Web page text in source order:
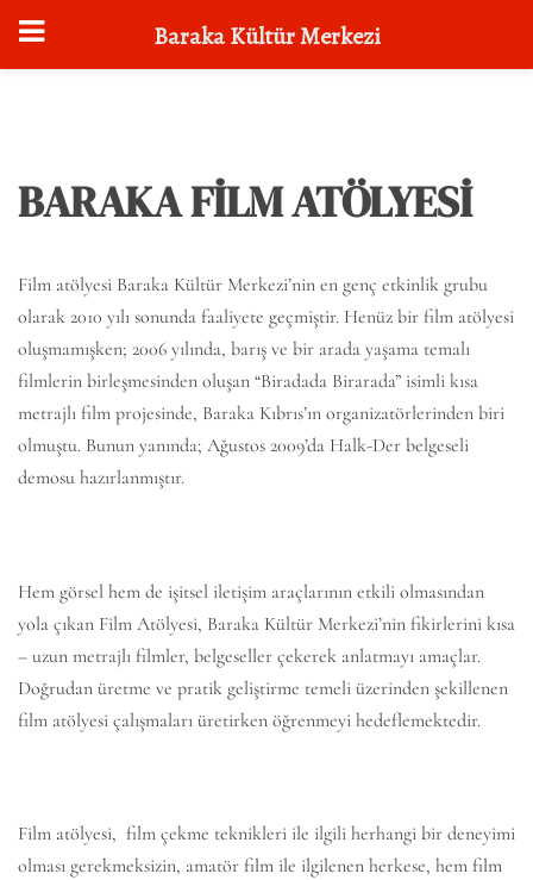
BARAKA FİLM ATÖLYESİ
Film atölyesi Baraka Kültür Merkezi’nin en genç etkinlik grubu
olarak 2010 yılı sonunda faaliyete geçmiştir. Henüz bir film atölyesi
oluşmamışken; 2006 yılında, barış ve bir arada yaşama temalı
filmlerin birleşmesinden oluşan “Biradada Birarada” isimli kısa
metrajlı film projesinde, Baraka Kıbrıs’ın organizatörlerinden biri
olmuştu. Bunun yanında; Ağustos 2009’da Halk-Der belgeseli
demosu hazırlanmıştır.
Hem görsel hem de işitsel iletişim araçlarının etkili olmasından
yola çıkan Film Atölyesi, Baraka Kültür Merkezi’nin fikirlerini kısa
– uzun metrajlı filmler, belgeseller çekerek anlatmayı amaçlar.
Doğrudan üretme ve pratik geliştirme temeli üzerinden şekillenen
film atölyesi çalışmaları üretirken öğrenmeyi hedeflemektedir.
Film atölyesi, film çekme teknikleri ile ilgili herhangi bir deneyimi
olması gerekmeksizin, amatör film ile ilgilenen herkese, hem film
Baraka Kültür Merkezi